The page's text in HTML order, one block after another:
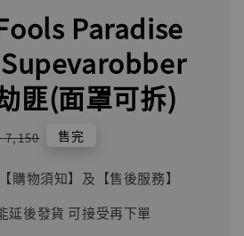
Paradise
匪(面罩可拆)
7,150 售完
購物須知】及【售後服務】
延後發貨 可接受再下單